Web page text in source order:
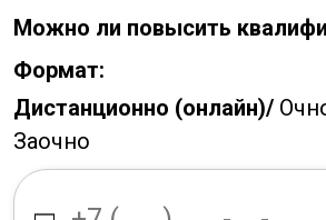
Можно ли повысить
Формат:
Дистанционно (онлайн)/
Заочно